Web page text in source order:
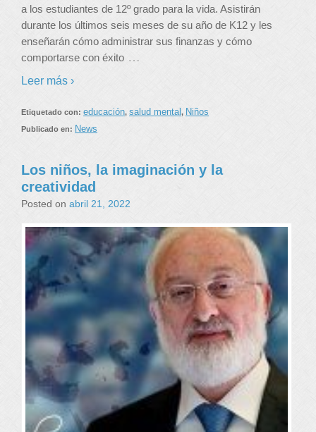
a los estudiantes de 12º grado para la vida. Asistirán
durante los últimos seis meses de su año de K12 y les
enseñarán cómo administrar sus finanzas y cómo
comportarse con éxito …
Leer más ›
Etiquetado con: educación, salud mental, Niños
Publicado en: News
Los niños, la imaginación y la
creatividad
Posted on abril 21, 2022